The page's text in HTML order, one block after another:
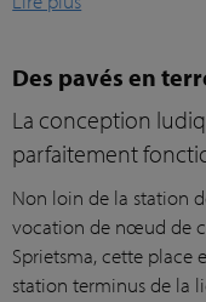
Des pavés en
La conception
parfaitement
Non loin de la station
vocation de nœud de
Sprietsma, cette place
station terminus de la